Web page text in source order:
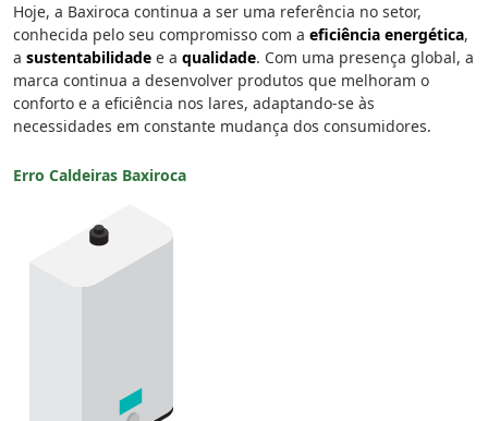
Hoje, a Baxiroca continua a ser uma referência no setor,
conhecida pelo seu compromisso com a eficiência energética,
a sustentabilidade e a qualidade. Com uma presença global, a
marca continua a desenvolver produtos que melhoram o
conforto e a eficiência nos lares, adaptando-se às
necessidades em constante mudança dos consumidores.
Erro Caldeiras Baxiroca